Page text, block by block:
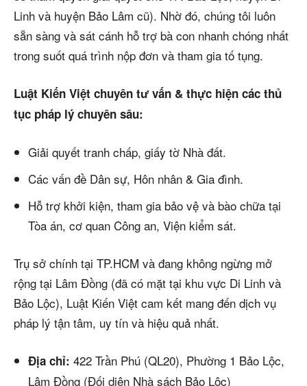
Linh và huyện Bảo Lâm cũ). Nhờ đó, chúng tôi luôn
sẵn sàng và sát cánh hỗ trợ bà con nhanh chóng nhất
trong suốt quá trình nộp đơn và tham gia tố tụng.
Luật Kiến Việt chuyên tư vấn & thực hiện các thủ
tục pháp lý chuyên sâu:
Giải quyết tranh chấp, giấy tờ Nhà đất.
Các vấn đề Dân sự, Hôn nhân & Gia đình.
Hỗ trợ khởi kiện, tham gia bảo vệ và bào chữa tại
Tòa án, cơ quan Công an, Viện kiểm sát.
Trụ sở chính tại TP.HCM và đang không ngừng mở
rộng tại Lâm Đồng (đã có mặt tại khu vực Di Linh và
Bảo Lộc), Luật Kiến Việt cam kết mang đến dịch vụ
pháp lý tận tâm, uy tín và hiệu quả nhất.
Địa chỉ: 422 Trần Phú (QL20), Phường 1 Bảo Lộc,
Lâm Đồng (Đối diện Nhà sách Bảo Lộc)